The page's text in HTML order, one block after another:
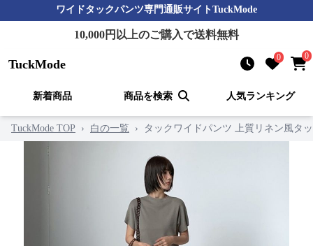
ワイドタックパンツ専門通販サイトTuckMode
10,000円以上のご購入で送料無料
TuckMode 0 0
新着商品 商品を検索 人気ランキング
TuckMode TOP › 白の一覧 › タックワイドパンツ 上質リネン風タ